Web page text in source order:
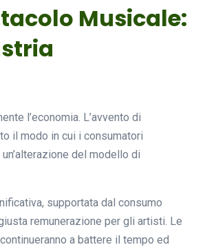
Musicale:
l’economia. L’avvento di
il modo in cui i consumatori
del modello di
supportata dal consumo
remunerazione per gli artisti. Le
a battere il tempo ed